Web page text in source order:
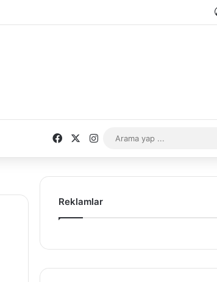
FacebookInstagram
Reklamlar